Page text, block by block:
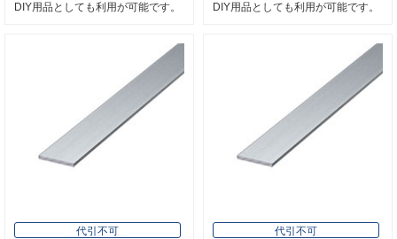
DIY用品としても利用が可能です。
DIY用品としても利用が可能です。
代引不可
代引不可